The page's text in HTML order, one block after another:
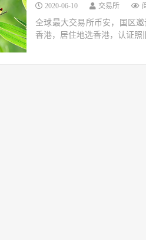
2020-06-10 交易所
全球最大交易所币安，国区邀
香港，居住地选香港，认证照